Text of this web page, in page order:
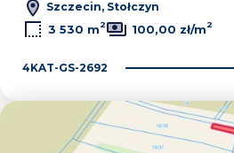
Szczecin, Stołczyn
3 530 m2 100,00 zł/m2
4KAT-GS-2692